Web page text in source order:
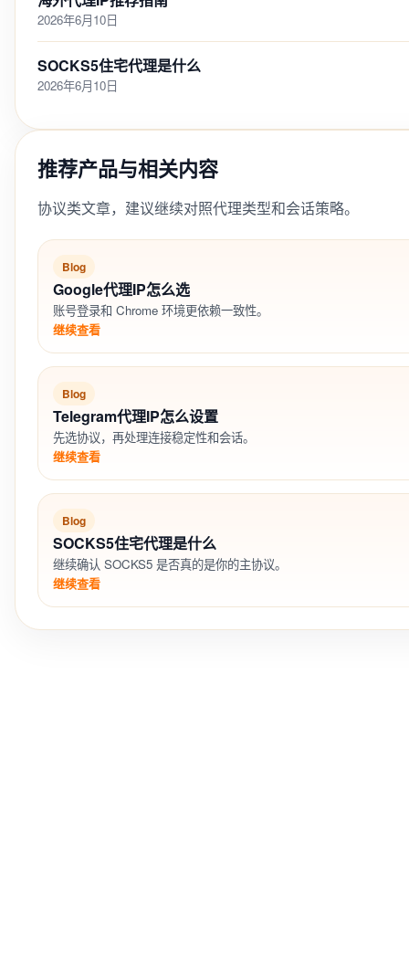
2026年6月10日
SOCKS5住宅代理是什么
2026年6月10日
推荐产品与相关内容
协议类文章，建议继续对照代理类型和会话策略。
Blog
Google代理IP怎么选
账号登录和 Chrome 环境更依赖一致性。
继续查看
Blog
Telegram代理IP怎么设置
先选协议，再处理连接稳定性和会话。
继续查看
Blog
SOCKS5住宅代理是什么
继续确认 SOCKS5 是否真的是你的主协议。
继续查看